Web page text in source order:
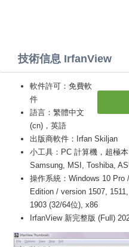
技術信息 IrfanView
軟件許可：免費軟
件
語言：繁體中文
(cn)，英語
出版商軟件：Irfan Skiljan
小工具：PC 計算機，超極
Samsung, MSI, Toshiba,
操作系統：Windows 10
Edition / version 1507,
1903 (32/64位), x86
IrfanView 新完整版 (Full)